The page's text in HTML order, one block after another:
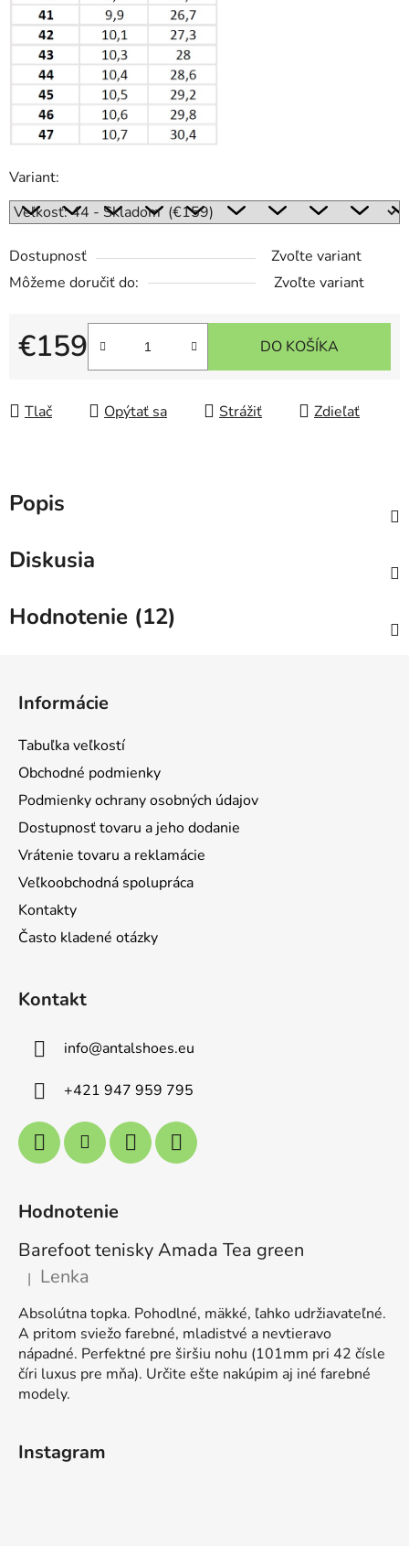
Variant:
Dostupnosť
Zvoľte variant
Môžeme doručiť do:
Zvoľte variant
€159
Jednotková cena:
DO KOŠÍKA
Tlač Opýtať sa Strážiť Zdieľať
Popis
Diskusia
Hodnotenie (12)
Informácie
Tabuľka veľkostí
Obchodné podmienky
Podmienky ochrany osobných údajov
Dostupnosť tovaru a jeho dodanie
Vrátenie tovaru a reklamácie
Veľkoobchodná spolupráca
Kontakty
Často kladené otázky
Kontakt
info@antalshoes.eu
+421 947 959 795
Hodnotenie
Barefoot tenisky Amada Tea green
Hodnotenie produktu je 5 z 5 hviezdičiek.
| Lenka
Absolútna topka. Pohodlné, mäkké, ľahko udržiavateľné.
A pritom sviežo farebné, mladistvé a nevtieravo
nápadné. Perfektné pre širšiu nohu (101mm pri 42 čísle
číri luxus pre mňa). Určite ešte nakúpim aj iné farebné
modely.
Instagram